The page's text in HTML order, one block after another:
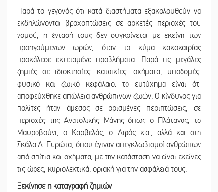
Παρά το γεγονός ότι κατά διαστήματα εξακολουθούν να
εκδηλώνονται βροχοπτώσεις σε αρκετές περιοχές του
νομού, η έντασή τους δεν συγκρίνεται με εκείνη των
προηγούμενων ωρών, όταν το κύμα κακοκαιρίας
προκάλεσε εκτεταμένα προβλήματα. Παρά τις μεγάλες
ζημιές σε ιδιοκτησίες, κατοικίες, οχήματα, υποδομές,
φυσικό και ζωικό κεφάλαιο, το ευτύχημα είναι ότι
αποφεύχθηκε απώλεια ανθρώπινων ζωών. Ο κίνδυνος για
πολίτες ήταν άμεσος σε ορισμένες περιπτώσεις, σε
περιοχές της Ανατολικής Μάνης όπως ο Πλάτανος, το
Μαυροβούνι, ο Καρβελάς, ο Διρός κ.α., αλλά και στη
Σκάλα Δ. Ευρώτα, όπου έγιναν απεγκλωβισμοί ανθρώπων
από σπίτια και οχήματα, με την κατάσταση να είναι εκείνες
τις ώρες, κυριολεκτικά, οριακή για την ασφάλειά τους.
Ξεκίνησε η καταγραφή ζημιών